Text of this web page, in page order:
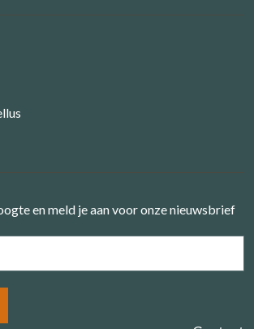
en meld je aan voor onze nieuwsbrief